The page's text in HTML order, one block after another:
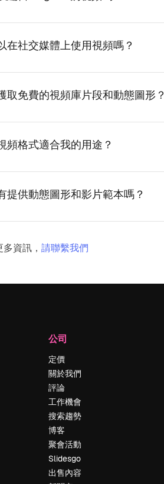
在社交媒體上使用視頻嗎？
取免費的視頻庫片段和動態圖形？
頻格式適合我的用途？
提供動態圖形和影片範本嗎？
資訊， 請聯繫我們
公司
定價
關於我們
評論
工作機會
搜索趨勢
博客
聚會活動
Slidesgo
出售內容